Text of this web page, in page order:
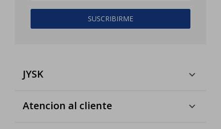
SUSCRIBIRME
JYSK
Atencion al cliente